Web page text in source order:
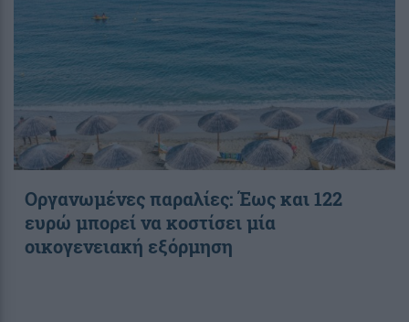
Οργανωμένες παραλίες: Έως και 122
ευρώ μπορεί να κοστίσει μία
οικογενειακή εξόρμηση